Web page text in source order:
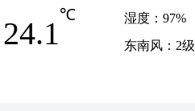
24.1
℃
湿度：97%
东南风：2级